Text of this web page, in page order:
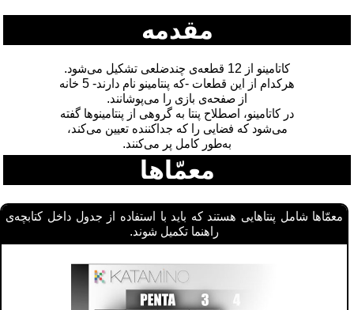
مقدمه
کاتامینو از 12 قطعه‌ی چندضلعی تشکیل می‌شود.
هرکدام از این قطعات -که پنتامینو نام دارند- 5 خانه
از صفحه‌ی بازی را می‌پوشانند.
در کاتامینو، اصطلاح پنتا به گروهی از پنتامینوها گفته
می‌شود که فضایی را که جداکننده تعیین می‌کند،
به‌طور کامل پر می‌کنند.
معمّاها
معمّاها شامل پنتاهایی هستند که باید با استفاده از جدول داخل کتابچه‌ی
راهنما تکمیل شوند.